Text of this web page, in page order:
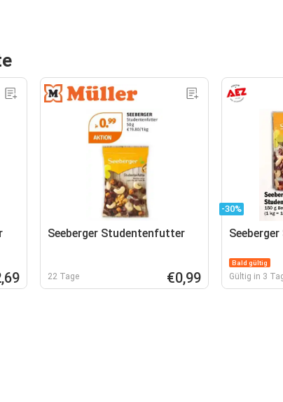
Seeberger Studentenfutter
22 Tage €0,99
-30%
Bald gültig
Gültig in 3